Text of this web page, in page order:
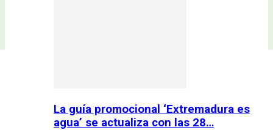
La guía promocional ‘Extremadura es
agua’ se actualiza con las 28…